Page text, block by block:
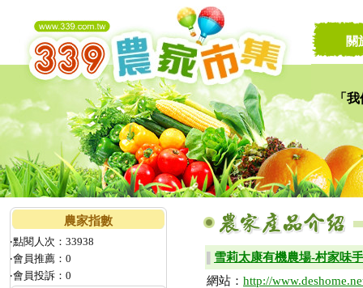
「我
讓
關
農家指數
‧點閱人次：33938
‧會員推薦：0
‧會員投訴：0
雪莉太康有機農場-村家味
網站： http://